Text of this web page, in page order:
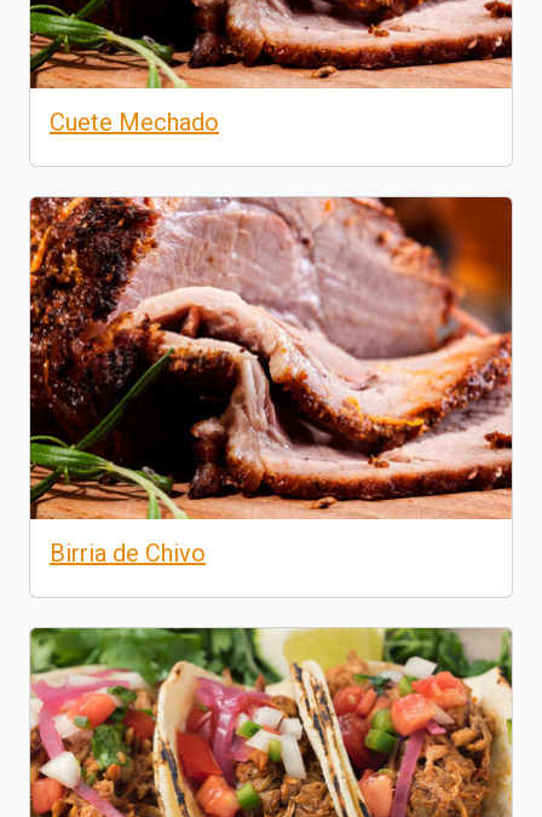
Cuete Mechado
Birria de Chivo